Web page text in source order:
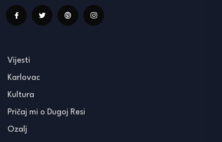
Vijesti
Karlovac
Kultura
Pričaj mi o Dugoj Resi
Ozalj